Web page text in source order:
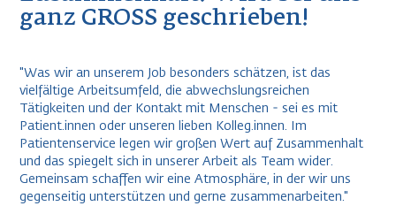
ganz GROSS geschrieben!
"Was wir an unserem Job besonders schätzen, ist das
vielfältige Arbeitsumfeld, die abwechslungsreichen
Tätigkeiten und der Kontakt mit Menschen - sei es mit
Patient.innen oder unseren lieben Kolleg.innen. Im
Patientenservice legen wir großen Wert auf Zusammenhalt
und das spiegelt sich in unserer Arbeit als Team wider.
Gemeinsam schaffen wir eine Atmosphäre, in der wir uns
gegenseitig unterstützen und gerne zusammenarbeiten."